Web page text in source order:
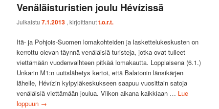
Venäläisturistien joulu Hévízissä
Julkaistu7.1.2013 , kirjoittanutt.o.r.t.
Itä- ja Pohjois-Suomen lomakohteiden ja laskettelukeskusten on
kerrottu olevan täynnä venäläisiä turisteja, jotka ovat tulleet
viettämään vuodenvaihteen pitkää lomakautta. Loppiaisena (6.1.)
Unkarin M1:n uutislähetys kertoi, että Balatonin länsikärjen
lähelle, Hévízin kylpyläkeskukseen saapuu vuosittain satoja
venäläisiä viettämään joulua. Viikon aikana kaikkiaan … Lue
loppuun →